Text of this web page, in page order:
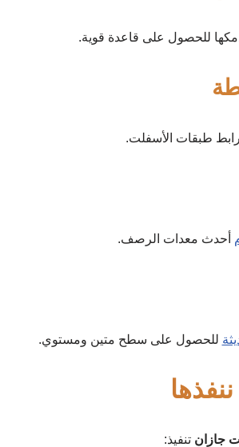
للحصول على قاعدة قوية.
أحدث معدات الرصف.
للحصول على سطح متين ومستوي.
جازان تنفيذ: